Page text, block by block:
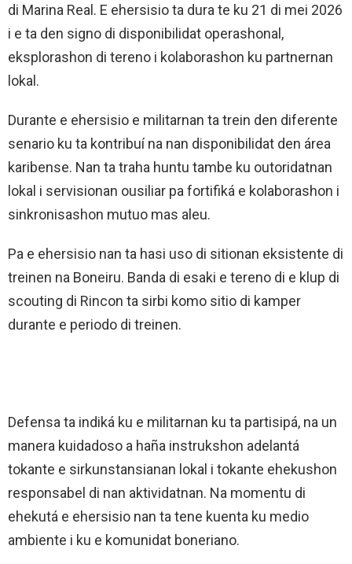
di Marina Real. E ehersisio ta dura te ku 21 di mei 2026
i e ta den signo di disponibilidat operashonal,
eksplorashon di tereno i kolaborashon ku partnernan
lokal.
Durante e ehersisio e militarnan ta trein den diferente
senario ku ta kontribuí na nan disponibilidat den área
karibense. Nan ta traha huntu tambe ku outoridatnan
lokal i servisionan ousiliar pa fortifiká e kolaborashon i
sinkronisashon mutuo mas aleu.
Pa e ehersisio nan ta hasi uso di sitionan eksistente di
treinen na Boneiru. Banda di esaki e tereno di e klup di
scouting di Rincon ta sirbi komo sitio di kamper
durante e periodo di treinen.
Defensa ta indiká ku e militarnan ku ta partisipá, na un
manera kuidadoso a haña instrukshon adelantá
tokante e sirkunstansianan lokal i tokante ehekushon
responsabel di nan aktividatnan. Na momentu di
ehekutá e ehersisio nan ta tene kuenta ku medio
ambiente i ku e komunidat boneriano.